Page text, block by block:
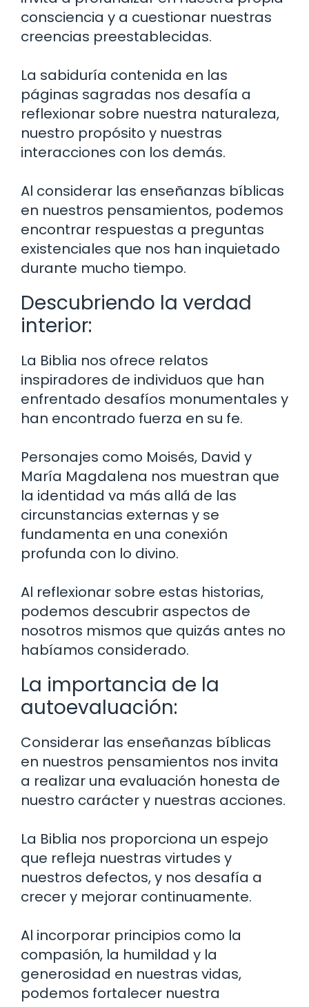
consciencia y a cuestionar nuestras
creencias preestablecidas.
La sabiduría contenida en las
páginas sagradas nos desafía a
reflexionar sobre nuestra naturaleza,
nuestro propósito y nuestras
interacciones con los demás.
Al considerar las enseñanzas bíblicas
en nuestros pensamientos, podemos
encontrar respuestas a preguntas
existenciales que nos han inquietado
durante mucho tiempo.
Descubriendo la verdad
interior:
La Biblia nos ofrece relatos
inspiradores de individuos que han
enfrentado desafíos monumentales y
han encontrado fuerza en su fe.
Personajes como Moisés, David y
María Magdalena nos muestran que
la identidad va más allá de las
circunstancias externas y se
fundamenta en una conexión
profunda con lo divino.
Al reflexionar sobre estas historias,
podemos descubrir aspectos de
nosotros mismos que quizás antes no
habíamos considerado.
La importancia de la
autoevaluación:
Considerar las enseñanzas bíblicas
en nuestros pensamientos nos invita
a realizar una evaluación honesta de
nuestro carácter y nuestras acciones.
La Biblia nos proporciona un espejo
que refleja nuestras virtudes y
nuestros defectos, y nos desafía a
crecer y mejorar continuamente.
Al incorporar principios como la
compasión, la humildad y la
generosidad en nuestras vidas,
podemos fortalecer nuestra